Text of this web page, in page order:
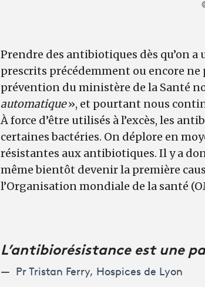
Prendre des antibiotiques dès qu’on
prescrits précédemment ou encore ne
prévention du ministère de la Santé
automatique», et pourtant nous
À force d’être utilisés à l’excès, les
certaines bactéries. On déplore en
résistantes aux antibiotiques. Il y a
même bientôt devenir la première
l’Organisation mondiale de la santé
L’antibiorésistance est une
Pr Tristan Ferry, Hospices de Lyon